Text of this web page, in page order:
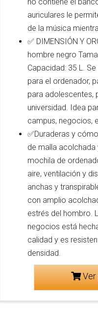
auriculares le
de la música
✅ DIMENSIÓN Y
hombre negro
Capacidad: 35 L.
para el ordenador,
para adolescentes,
universidad. Idea
campus, negocios,
✅Duraderas y
de malla acolchada
mochila de
aire, ventilación y
anchas y
con amplio
estrés del hombro.
negocios está
calidad y es
densidad.
Ver